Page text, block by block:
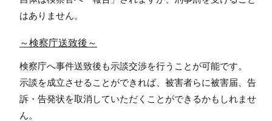
はありません。
～検察庁送致後～
検察庁へ事件送致後も示談交渉を行うことが可能です。
示談を成立させることができれば、被害者らに被害届、告
訴・告発状を取消していただくことができるかもしれませ
ん。